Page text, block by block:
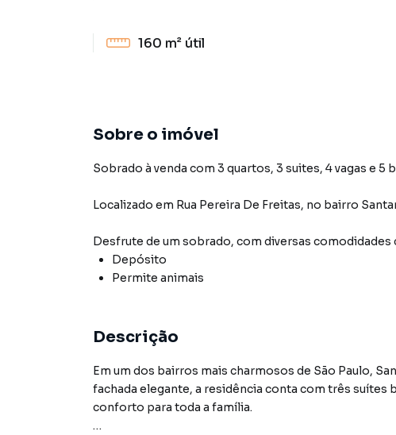
160 m² útil
Sobre o imóvel
Sobrado à venda com 3 quartos, 3 suites, 4 vagas e 5
Localizado em Rua Pereira De Freitas, no bairro
Desfrute de um sobrado, com diversas comodidades
Depósito
Permite animais
Descrição
Em um dos bairros mais charmosos de São Paulo,
fachada elegante, a residência conta com três
conforto para toda a família.